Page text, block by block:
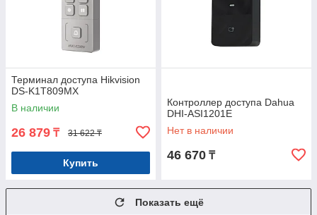
Терминал доступа Hikvision
DS-K1T809MX
В наличии
26 879 ₸ 31 622 ₸
Купить
Контроллер доступа Dahua
DHI-ASI1201E
Нет в наличии
46 670 ₸
Показать ещё